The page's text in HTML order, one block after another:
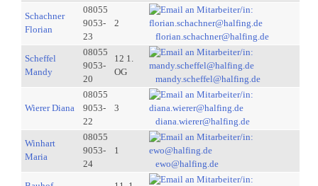
Schachner
Florian
08055
9053-
23
2
florian.schachner@halfing.de
Scheffel
Mandy
08055
9053-
20
12 1.
OG
mandy.scheffel@halfing.de
Wierer Diana
08055
9053-
22
3
diana.wierer@halfing.de
Winhart
Maria
08055
9053-
24
1
ewo@halfing.de